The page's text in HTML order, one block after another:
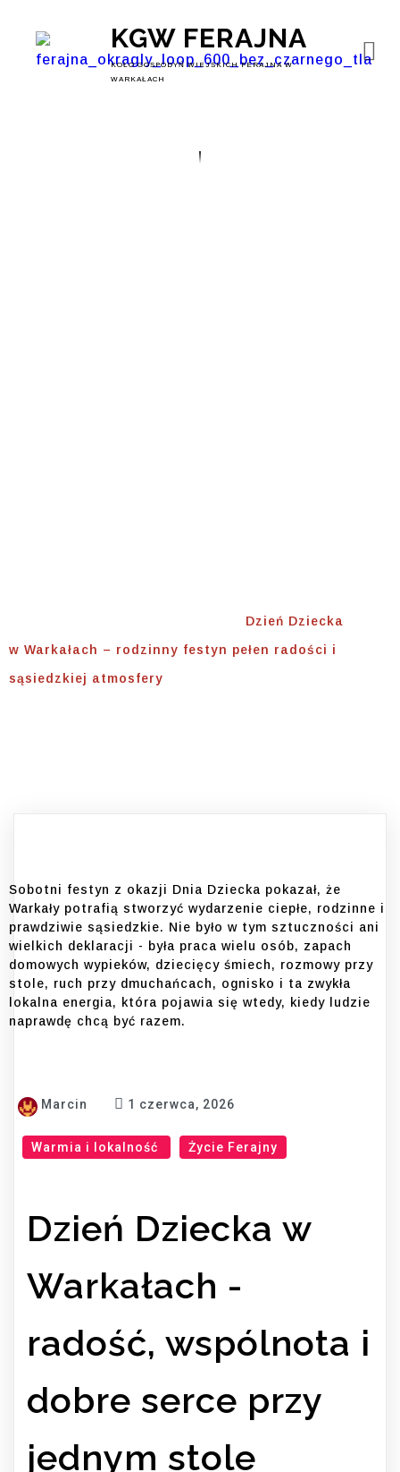
KGW FERAJNA
KOŁO GOSPODYŃ WIEJSKICH FERAJNA W
WARKAŁACH
Dzień Dziecka
w Warkałach – rodzinny festyn pełen radości i
sąsiedzkiej atmosfery
Sobotni festyn z okazji Dnia Dziecka pokazał, że
Warkały potrafią stworzyć wydarzenie ciepłe, rodzinne i
prawdziwie sąsiedzkie. Nie było w tym sztuczności ani
wielkich deklaracji - była praca wielu osób, zapach
domowych wypieków, dziecięcy śmiech, rozmowy przy
stole, ruch przy dmuchańcach, ognisko i ta zwykła
lokalna energia, która pojawia się wtedy, kiedy ludzie
naprawdę chcą być razem.
Marcin 1 czerwca, 2026
Warmia i lokalność Życie Ferajny
Dzień Dziecka w
Warkałach -
radość, wspólnota i
dobre serce przy
jednym stole